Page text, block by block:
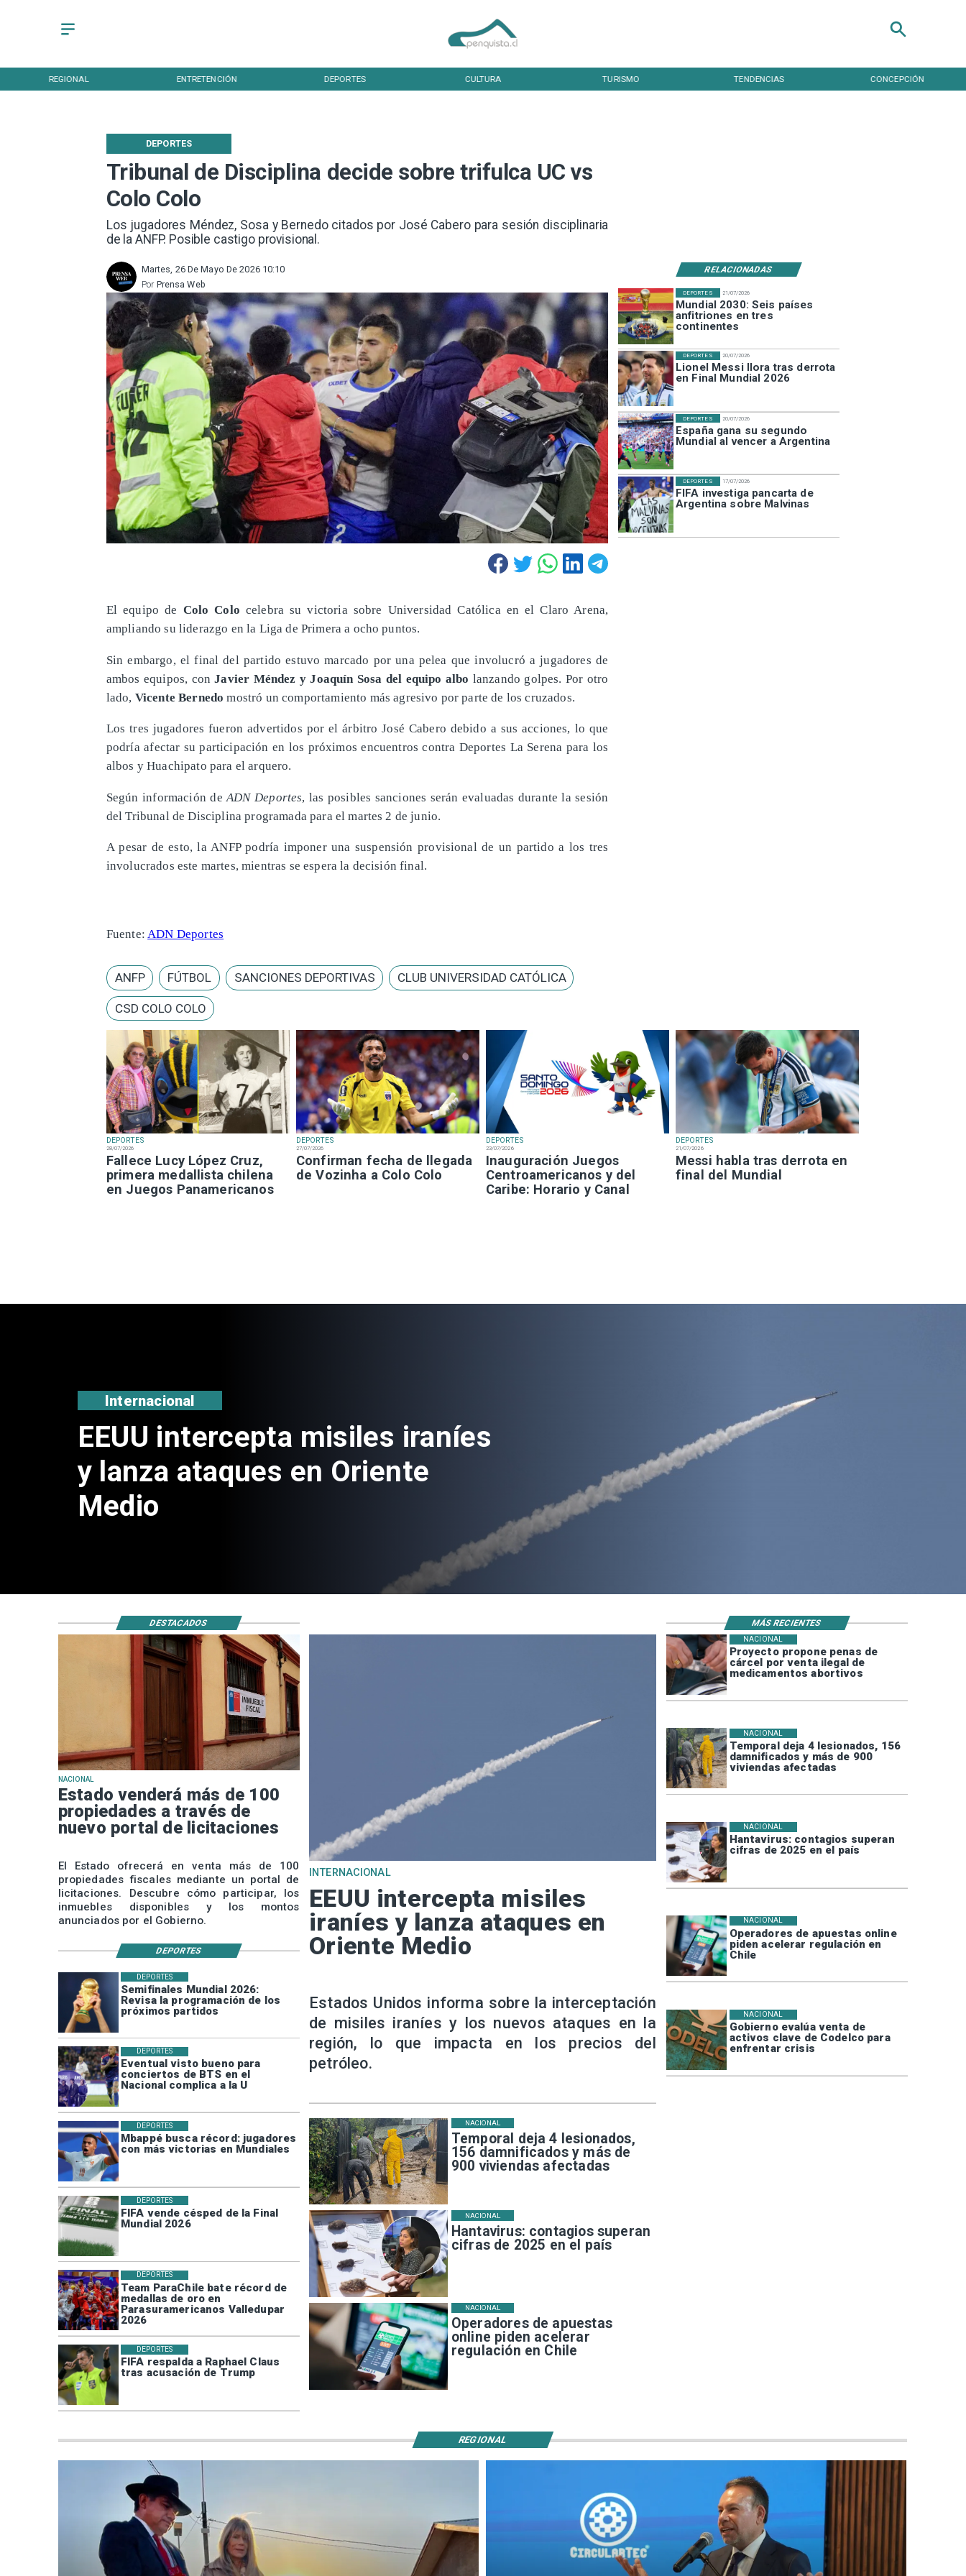
Tribunal de Disciplina decide sobre trifulca UC vs
Colo Colo
Los jugadores Méndez, Sosa y Bernedo citados por José Cabero para sesión disciplinaria
de la ANFP. Posible castigo provisional.
DEPORTES
RELACIONADAS
Martes, 26 De Mayo De 2026 10:10
Prensa Web
Por
DEPORTES
28/07/2026
Fallece Lucy López Cruz,
primera medallista chilena
en Juegos Panamericanos
DEPORTES
27/07/2026
Confirman fecha de llegada
de Vozinha a Colo Colo
DEPORTES
23/07/2026
Inauguración Juegos
Centroamericanos y del
Caribe: Horario y Canal
DEPORTES
21/07/2026
Messi habla tras derrota en
final del Mundial
21/07/2026
Mundial 2030: Seis países
anfitriones en tres
continentes
DEPORTES
20/07/2026
Lionel Messi llora tras derrota
en Final Mundial 2026
DEPORTES
20/07/2026
España gana su segundo
Mundial al vencer a Argentina
DEPORTES
17/07/2026
FIFA investiga pancarta de
Argentina sobre Malvinas
DEPORTES
El equipo de Colo Colo celebra su victoria sobre Universidad Católica en el Claro Arena,
ampliando su liderazgo en la Liga de Primera a ocho puntos.
Sin embargo, el final del partido estuvo marcado por una pelea que involucró a jugadores de
ambos equipos, conJavier Méndez y Joaquín Sosa del equipo albo lanzando golpes. Por otro
lado, Vicente Bernedo mostró un comportamiento más agresivo por parte de los cruzados.
Los tres jugadores fueron advertidos por el árbitro José Cabero debido a sus acciones, lo que
podría afectar su participación en los próximos encuentros contra Deportes La Serena para los
albos y Huachipato para el arquero.
Según información deADN Deportes, las posibles sanciones serán evaluadas durante la sesión
del Tribunal de Disciplina programada para el martes 2 de junio.
A pesar de esto, la ANFP podría imponer una suspensión provisional de un partido a los tres
involucrados este martes, mientras se espera la decisión final.
Fuente:ADN Deportes
ANFP FÚTBOL SANCIONES DEPORTIVAS CLUB UNIVERSIDAD CATÓLICA
CSD COLO COLO
Estado venderá más de 100
propiedades a través de nuevo
portal de licitaciones
Nacional
Proyecto propone penas de
cárcel por venta ilegal de
medicamentos abortivos
NACIONAL
Temporal deja 4 lesionados, 156
damnificados y más de 900
viviendas afectadas
NACIONAL
Hantavirus: contagios superan
cifras de 2025 en el país
NACIONAL
Operadores de apuestas online
piden acelerar regulación en
Chile
NACIONAL
Gobierno evalúa venta de
activos clave de Codelco para
enfrentar crisis
NACIONAL
Semifinales Mundial 2026:
Revisa la programación de los
próximos partidos
DEPORTES
Eventual visto bueno para
conciertos de BTS en el
Nacional complica a la U
DEPORTES
Mbappé busca récord: jugadores
con más victorias en Mundiales
DEPORTES
FIFA vende césped de la Final
Mundial 2026
DEPORTES
Team ParaChile bate récord de
medallas de oro en
Parasuramericanos Valledupar
2026
DEPORTES
FIFA respalda a Raphael Claus
tras acusación de Trump
DEPORTES
Temporal deja 4 lesionados,
156 damnificados y más de
900 viviendas afectadas
NACIONAL
Hantavirus: contagios superan
cifras de 2025 en el país
NACIONAL
Operadores de apuestas
online piden acelerar
regulación en Chile
NACIONAL
NACIONAL
Estado venderá más de 100
propiedades a través de
nuevo portal de licitaciones
El Estado ofrecerá en venta más de 100
propiedades fiscales mediante un portal de
licitaciones. Descubre cómo participar, los
inmuebles disponibles y los montos
anunciados por el Gobierno.
INTERNACIONAL
EEUU intercepta misiles
iraníes y lanza ataques en
Oriente Medio
Estados Unidos informa sobre la interceptación
de misiles iraníes y los nuevos ataques en la
región, lo que impacta en los precios del
petróleo.
DESTACADOS MÁS RECIENTES
DEPORTES
REGIONAL